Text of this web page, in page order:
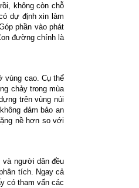
không còn chỗ
dự định xin làm
phần vào phát
đường chính là
vùng cao. Cụ thể
chảy trong mùa
trên vùng núi
đảm bảo an
nề hơn so với
và người dân đều
tích. Ngay cả
có tham vấn các